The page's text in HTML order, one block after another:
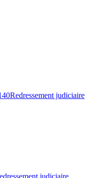
Redressement judiciaire
judiciaire